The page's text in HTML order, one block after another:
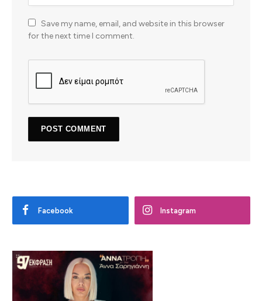
Save my name, email, and website in this browser
for the next time I comment.
Facebook Instagram